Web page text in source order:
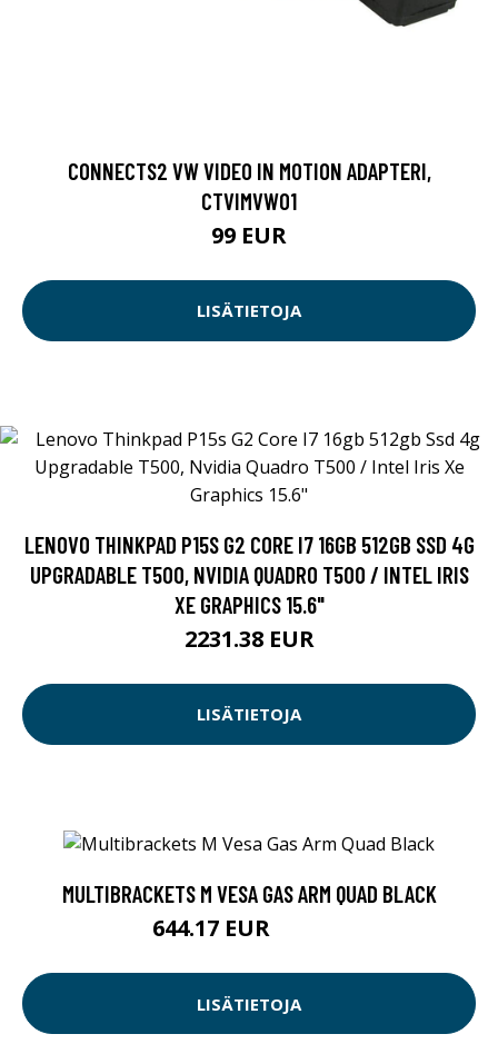
CONNECTS2 VW VIDEO IN MOTION ADAPTERI,
CTVIMVW01
99 EUR
LISÄTIETOJA
LENOVO THINKPAD P15S G2 CORE I7 16GB 512GB SSD 4G
UPGRADABLE T500, NVIDIA QUADRO T500 / INTEL IRIS
XE GRAPHICS 15.6"
2231.38 EUR
LISÄTIETOJA
MULTIBRACKETS M VESA GAS ARM QUAD BLACK
644.17 EUR
LISÄTIETOJA